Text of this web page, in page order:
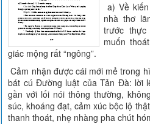
a) Về
nhà thơ
trước
muốn
giác mộng rất “ngông”.
Cảm nhận được cái mới mẻ trong
bát cú Đường luật của Tản Đà: lời
gần với lối nói thông thường,
súc, khoáng đạt, cảm xúc bộc lộ
thanh thoát, nhẹ nhàng pha chút